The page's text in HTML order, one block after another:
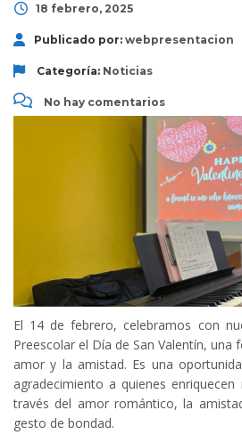
18 febrero, 2025
Publicado por: webpresentacion
Categoría: Noticias
No hay comentarios
El 14 de febrero, celebramos con
Preescolar el Día de San Valentín, una
amor y la amistad. Es una
agradecimiento a quienes
través del amor romántico, la
gesto de bondad.